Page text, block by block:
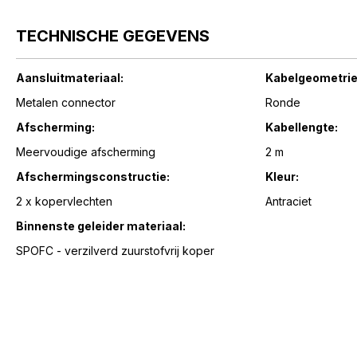
TECHNISCHE GEGEVENS
Aansluitmateriaal:
Metalen connector
Afscherming:
Meervoudige afscherming
Afschermingsconstructie:
2 x kopervlechten
Binnenste geleider materiaal:
SPOFC - verzilverd zuurstofvrij koper
Ronde
Kabellengte:
2 m
Kleur:
Antraciet